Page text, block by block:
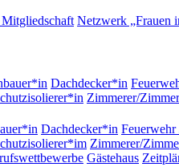
Netzwerk „Frauen
Dachdecker*in
Zimmerer/
Dachdecker*in
Zimmerer/
Gästehaus